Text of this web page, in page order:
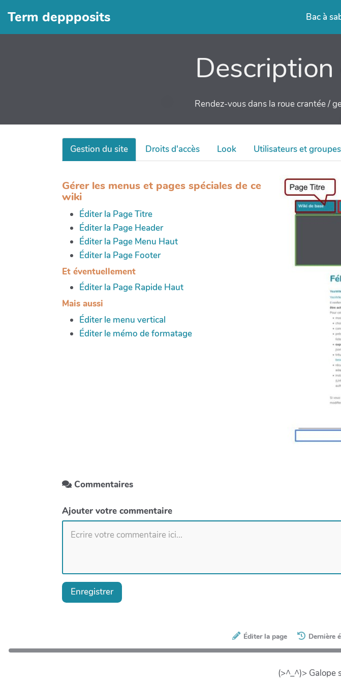
Term deppposits Bac à
Rendez-vous dans la roue crantée /
Gestion du site Droits d'accès Look Utilisateurs et groupes
Gérer les menus et pages spéciales de ce
wiki
Éditer la Page Titre
Éditer la Page Header
Éditer la Page Menu Haut
Éditer la Page Footer
Et éventuellement
Éditer la Page Rapide Haut
Mais aussi
Éditer le menu vertical
Éditer le mémo de formatage
Commentaires
Ajouter votre commentaire
Enregistrer
Éditer la page Dernière
(>^_^)> Galope